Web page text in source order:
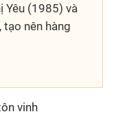
Yêu (1985) và
nên hàng
vinh